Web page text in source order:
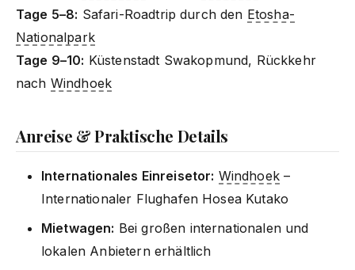
Tage 5–8: Safari-Roadtrip durch den Etosha-
Nationalpark
Tage 9–10: Küstenstadt Swakopmund, Rückkehr
nach Windhoek
Anreise & Praktische Details
Internationales Einreisetor: Windhoek–
Internationaler Flughafen Hosea Kutako
Mietwagen: Bei großen internationalen und
lokalen Anbietern erhältlich